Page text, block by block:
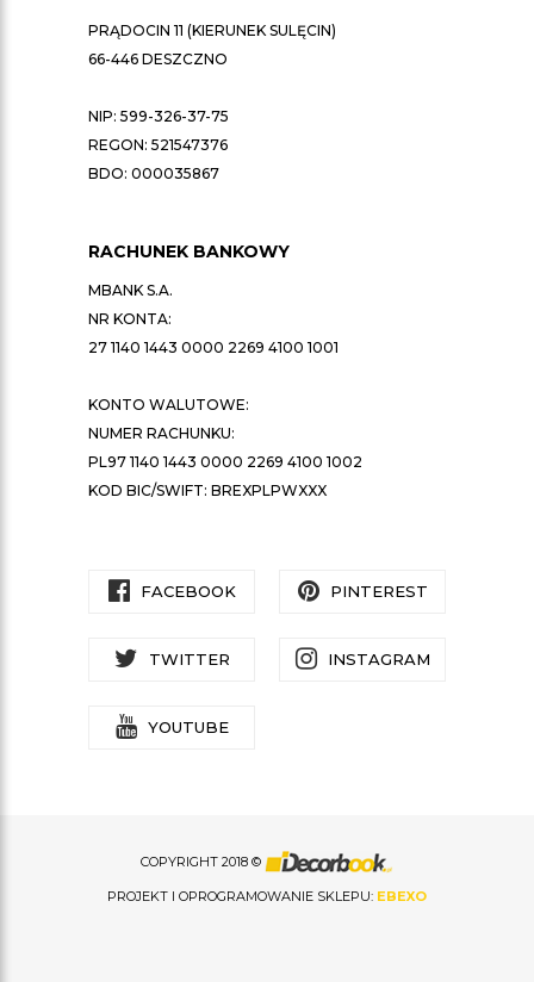
PRĄDOCIN 11 (KIERUNEK SULĘCIN)
66-446 DESZCZNO
NIP: 599-326-37-75
REGON: 521547376
BDO: 000035867
RACHUNEK BANKOWY
MBANK S.A.
NR KONTA:
27 1140 1443 0000 2269 4100 1001
KONTO WALUTOWE:
NUMER RACHUNKU:
PL97 1140 1443 0000 2269 4100 1002
KOD BIC/SWIFT: BREXPLPWXXX
FACEBOOK PINTEREST
TWITTER INSTAGRAM
YOUTUBE
COPYRIGHT 2018 ©
PROJEKT I OPROGRAMOWANIE SKLEPU: EBEXO